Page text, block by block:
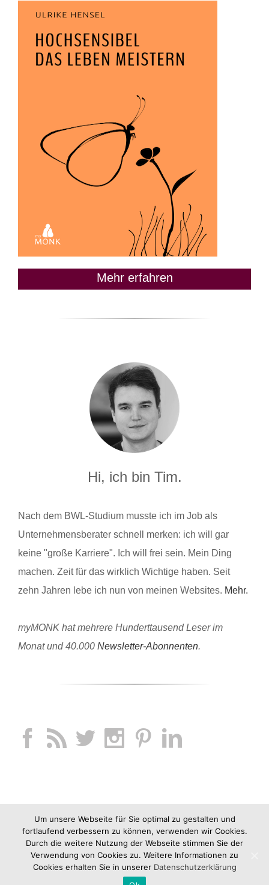
Mehr erfahren
Hi, ich bin Tim.
Nach dem BWL-Studium musste ich im Job als
Unternehmensberater schnell merken: ich will gar
keine "große Karriere". Ich will frei sein. Mein Ding
machen. Zeit für das wirklich Wichtige haben. Seit
zehn Jahren lebe ich nun von meinen Websites. Mehr.
myMONK hat mehrere Hunderttausend Leser im
Monat und 40.000 Newsletter-Abonnenten.
Um unsere Webseite für Sie optimal zu gestalten und
fortlaufend verbessern zu können, verwenden wir Cookies.
Durch die weitere Nutzung der Webseite stimmen Sie der
Verwendung von Cookies zu. Weitere Informationen zu
Cookies erhalten Sie in unserer Datenschutzerklärung